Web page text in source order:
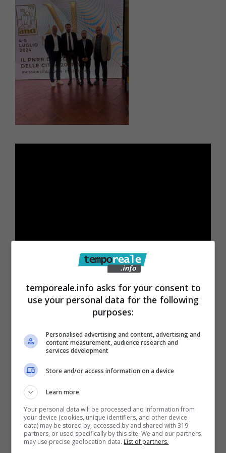
Articoli recentiCome Fermare i Download
Automatici di Modelli AI da
temporeale.info asks for your consent to
use your personal data for the following
purposes:
Personalised advertising and content, advertising and
content measurement, audience research and
services development
Store and/or access information on a device
Learn more
Your personal data will be processed and information from
your device (cookies, unique identifiers, and other device
data) may be stored by, accessed by and shared with 319
partners, or used specifically by this site. We and our partners
may use precise geolocation data. List of partners.